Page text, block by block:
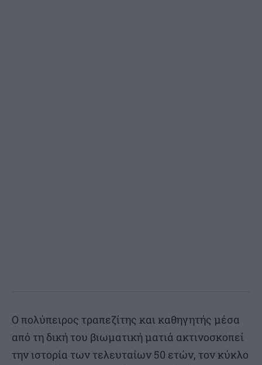
O πολύπειρος τραπεζίτης και καθηγητής μέσα
από τη δική του βιωματική ματιά ακτινοσκοπεί
την ιστορία των τελευταίων 50 ετών, τον κύκλο